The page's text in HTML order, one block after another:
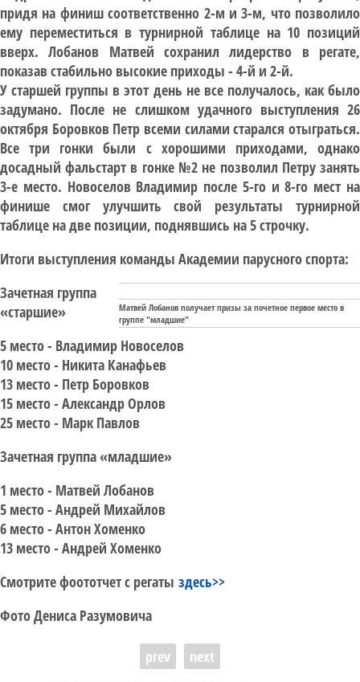
придя на финиш соответственно 2-м и 3-м, что позволило
ему переместиться в турнирной таблице на 10 позиций
вверх. Лобанов Матвей сохранил лидерство в регате,
показав стабильно высокие приходы - 4-й и 2-й.
У старшей группы в этот день не все получалось, как было
задумано. После не слишком удачного выступления 26
октября Боровков Петр всеми силами старался отыграться.
Все три гонки были с хорошими приходами, однако
досадный фальстарт в гонке №2 не позволил Петру занять
3-е место. Новоселов Владимир после 5-го и 8-го мест на
финише смог улучшить свой результаты турнирной
таблице на две позиции, поднявшись на 5 строчку.
Итоги выступления команды Академии парусного спорта:
Матвей Лобанов получает призы за почетное первое место в
группе "младшие"
Зачетная группа
«старшие»
5 место - Владимир Новоселов
10 место - Никита Канафьев
13 место - Петр Боровков
15 место - Александр Орлов
25 место - Марк Павлов
Зачетная группа «младшие»
1 место - Матвей Лобанов
5 место - Андрей Михайлов
6 место - Антон Хоменко
13 место - Андрей Хоменко
Смотрите фоототчет с регаты здесь>>
Фото Дениса Разумовича
prev next